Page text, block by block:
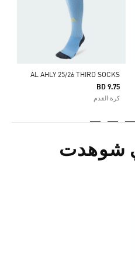
AL AHLY 25/26 THIRD SOCKS
BD 9.75
كرة القدم
شوهدت